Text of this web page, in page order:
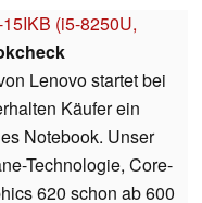
(i5-8250U,
Lenovo startet bei
Käufer ein
Notebook. Unser
Technologie, Core-
620 schon ab 600